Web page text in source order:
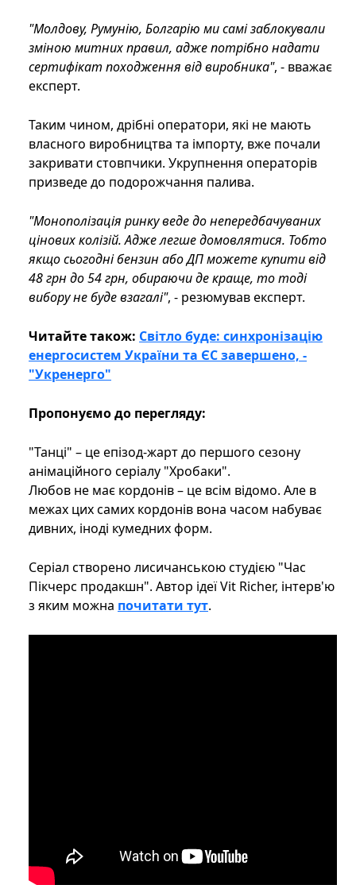
"Молдову, Румунію, Болгарію ми самі заблокували
зміною митних правил, адже потрібно надати
сертифікат походження від виробника", - вважає
експерт.
Таким чином, дрібні оператори, які не мають
власного виробництва та імпорту, вже почали
закривати стовпчики. Укрупнення операторів
призведе до подорожчання палива.
"Монополізація ринку веде до непередбачуваних
цінових колізій. Адже легше домовлятися. Тобто
якщо сьогодні бензин або ДП можете купити від
48 грн до 54 грн, обираючи де краще, то тоді
вибору не буде взагалі", - резюмував експерт.
Читайте також: Світло буде: синхронізацію
енергосистем України та ЄС завершено, -
"Укренерго"
Пропонуємо до перегляду:
"Танці" – це епізод-жарт до першого сезону
анімаційного серіалу "Хробаки".
Любов не має кордонів – це всім відомо. Але в
межах цих самих кордонів вона часом набуває
дивних, іноді кумедних форм.
Серіал створено лисичанською студією "Час
Пікчерс продакшн". Автор ідеї Vit Richer, інтерв'ю
з яким можна почитати тут.